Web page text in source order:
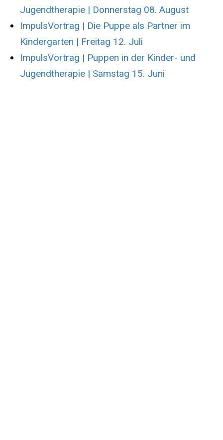
Jugendtherapie | Donnerstag 08. August
ImpulsVortrag | Die Puppe als Partner im
Kindergarten | Freitag 12. Juli
ImpulsVortrag | Puppen in der Kinder- und
Jugendtherapie | Samstag 15. Juni